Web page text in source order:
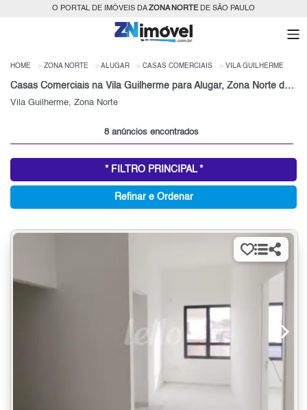
O PORTAL DE IMÓVEIS DAZONA NORTEDE SÃO PAULO
HOME ZONA NORTE ALUGAR CASAS COMERCIAIS VILA GUILHERME
Casas Comerciais na Vila Guilherme para Alugar, Zona Norte de São Paulo, SP
Vila Guilherme, Zona Norte
8 anúncios encontrados
* FILTRO PRINCIPAL *
Refinar e Ordenar